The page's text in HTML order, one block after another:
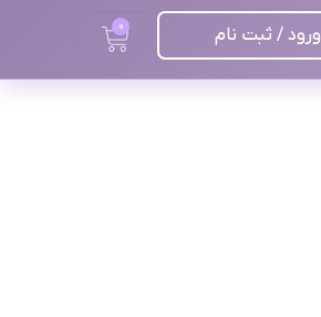
ورود / ثبت نام 0